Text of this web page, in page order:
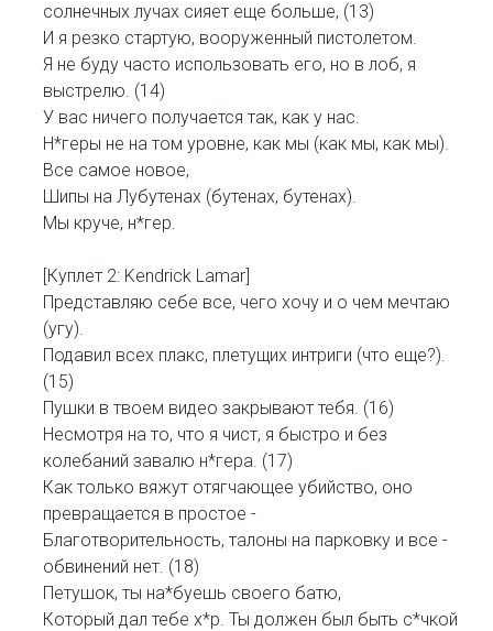
солнечных лучах сияет еще больше, (13)
И я резко стартую, вооруженный пистолетом.
Я не буду часто использовать его, но в лоб, я
выстрелю. (14)
У вас ничего получается так, как у нас.
Н*геры не на том уровне, как мы (как мы, как мы).
Все самое новое,
Шипы на Лубутенах (бутенах, бутенах).
Мы круче, н*гер.
[Куплет 2: Kendrick Lamar]
Представляю себе все, чего хочу и о чем мечтаю
(угу).
Подавил всех плакс, плетущих интриги (что еще?).
(15)
Пушки в твоем видео закрывают тебя. (16)
Несмотря на то, что я чист, я быстро и без
колебаний завалю н*гера. (17)
Как только вяжут отягчающее убийство, оно
превращается в простое -
Благотворительность, талоны на парковку и все -
обвинений нет. (18)
Петушок, ты на*буешь своего батю,
Который дал тебе х*р. Ты должен был быть с*чкой